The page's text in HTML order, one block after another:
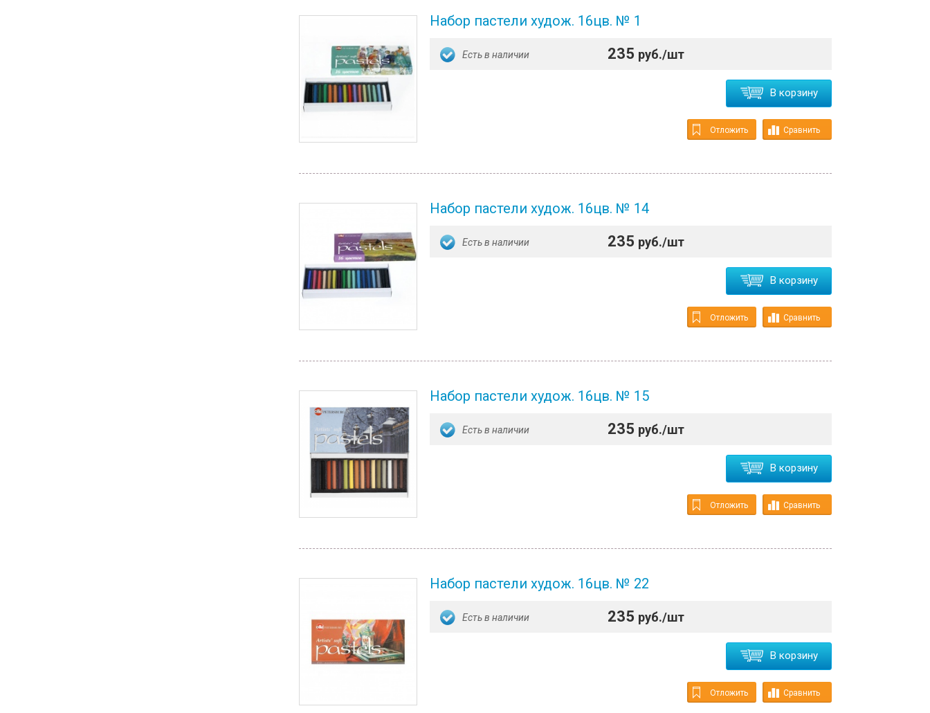
Набор пастели худож. 16цв. № 1
Есть в наличии 235 руб./шт
В корзину
Отложить Сравнить
Набор пастели худож. 16цв. № 14
Есть в наличии 235 руб./шт
В корзину
Отложить Сравнить
Набор пастели худож. 16цв. № 15
Есть в наличии 235 руб./шт
В корзину
Отложить Сравнить
Набор пастели худож. 16цв. № 22
Есть в наличии 235 руб./шт
В корзину
Отложить Сравнить